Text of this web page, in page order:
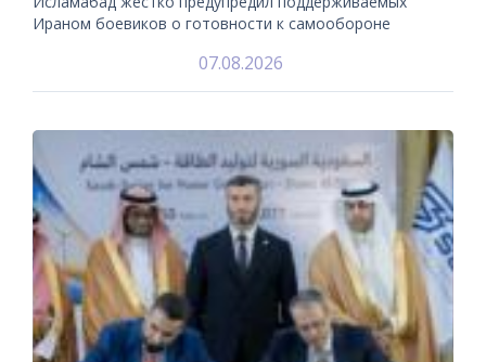
Ираном боевиков о готовности к самообороне
07.08.2026